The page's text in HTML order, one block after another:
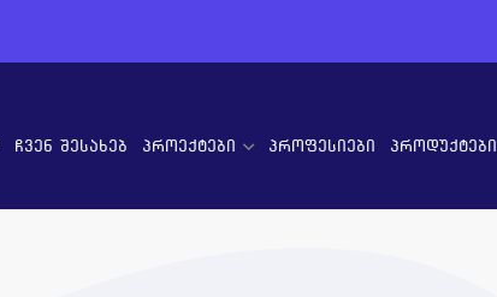
ჩვენ შესახებ პროექტები პროფესიები პროდუქტები